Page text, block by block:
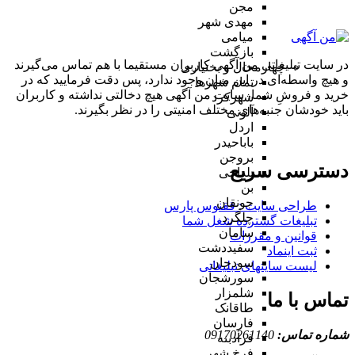
مجن
مهدی شهر
میامی
بازگشت
چهارمحال و بختیاری
تمام شهر‌ها
شهرکرد
آلونی
اردل
باباحیدر
بروجن
بلداجی
بن
جونقان
چلگرد
سامان
سفیددشت
سودجان
سورشجان
شلمزار
طاقانک
فارسان
فرادبنه
در سایت تبلیغاتی من آگهی کاربران مستقیما با هم تماس می‌گیرند
و هیچ واسطه‌ای در این میان وجود ندارد، پس دقت فرمایید که در
خرید و فروشِ شما، سایت من آگهی هیچ دخالتی نداشته و کاربران
باید خودشان جنبه‌های مختلف امنیتی را در نظر بگیرند.
دسترسی سریع
طراحی سایت :‌ ققنوس پارس
تبلیغات گسترده شغل شما
قوانین و مقررات
ثبت اینماد
لیست سایتهای تبلیغاتی
تماس با ما
شماره تماس: 09170261140